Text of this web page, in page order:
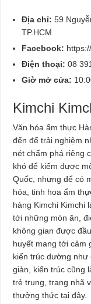
Địa chỉ:59
TP.HCM
Facebook:
Điện thoại:08
Giờ mở cửa:
Kimchi
Văn hóa ẩm thực
đến để trải nghiệm
nét chấm phá riêng
khó để kiếm được
Quốc, nhưng để có
hóa, tinh hoa ẩm
hàng Kimchi Kimchi
tới những món ăn,
không gian được
huyết mang tới cảm
kiến trúc dường
giản, kiến trúc cũng
trẻ trung, trang nhã
thưởng thức tại đây.